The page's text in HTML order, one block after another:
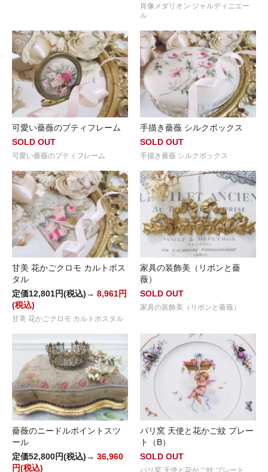
肖像メダリオン ジャルディニエー
ル
可愛い薔薇のプティフレーム
SOLD OUT
可愛い薔薇のプティフレーム
手描き薔薇 シルクボックス
SOLD OUT
手描き薔薇 シルクボックス
甘美 花かごクロモ カルトポス
タル
定価12,801円(税込)→ 8,961円
(税込)
甘美 花かごクロモ カルトポスタル
家具の装飾美（リボンと薔
薇）
SOLD OUT
家具の装飾美（リボンと薔薇）
薔薇のニードルポイントスツ
ール
定価52,800円(税込)→ 36,960
円(税込)
パリ窯 天使と花かご紋 プレー
ト（B）
SOLD OUT